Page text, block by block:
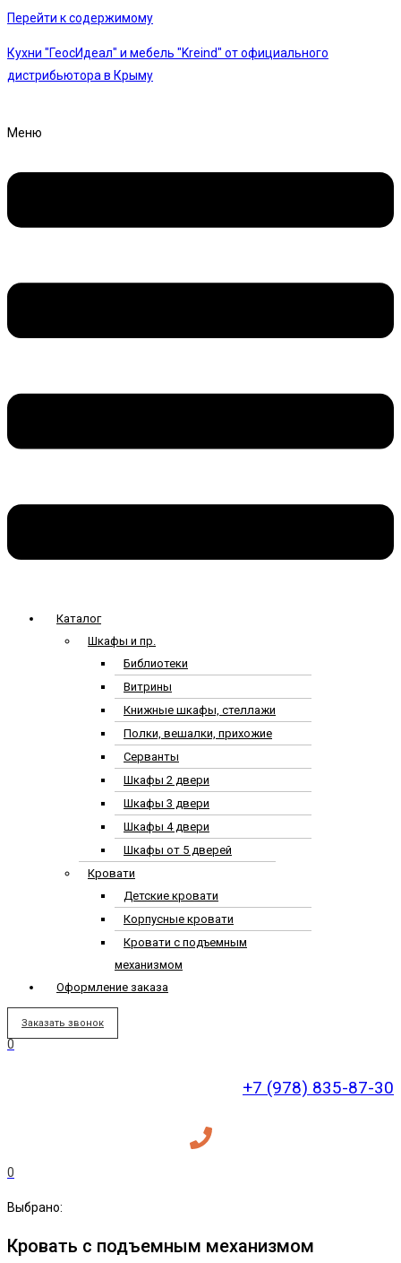
Перейти к содержимому
Кухни "ГеосИдеал" и мебель "Kreind" от официального
дистрибьютора в Крыму
Меню
Каталог
Шкафы и пр.
Библиотеки
Витрины
Книжные шкафы, стеллажи
Полки, вешалки, прихожие
Серванты
Шкафы 2 двери
Шкафы 3 двери
Шкафы 4 двери
Шкафы от 5 дверей
Кровати
Детские кровати
Корпусные кровати
Кровати с подъемным
механизмом
Оформление заказа
Заказать звонок
0
+7 (978) 835-87-30
0
Выбрано:
Кровать с подъемным механизмом